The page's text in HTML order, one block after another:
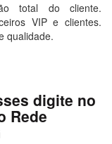
total do cliente.
VIP e clientes.
qualidade.
digite no
Rede